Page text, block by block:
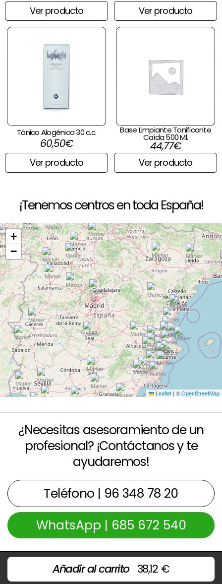
Ver producto Ver producto
Tónico Alogénico 30 c.c.
60,50€
Ver producto
Base Limpiante Tonificante
Caída 500 Ml.
44,77€
Ver producto
¡Tenemos centros en toda España!
+
−
Leaflet | ©OpenStreetMap
¿Necesitas asesoramiento de un
profesional? ¡Contáctanos y te
ayudaremos!
Teléfono | 96 348 78 20
WhatsApp | 685 672 540
Añadir al carrito 38,12 €